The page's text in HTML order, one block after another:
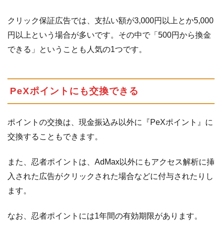
クリック保証広告では、支払い額が3,000円以上とか5,000
円以上という場合が多いです。その中で「500円から換金
できる」ということも人気の1つです。
PeXポイントにも交換できる
ポイントの交換は、現金振込み以外に『PeXポイント』に
交換することもできます。
また、忍者ポイントは、AdMax以外にもアクセス解析に挿
入された広告がクリックされた場合などに付与されたりし
ます。
なお、忍者ポイントには1年間の有効期限があります。